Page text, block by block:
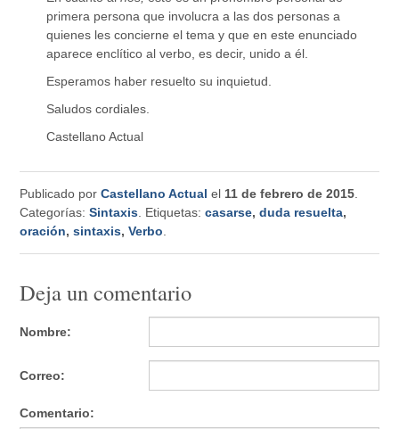
primera persona que involucra a las dos personas a
quienes les concierne el tema y que en este enunciado
aparece enclítico al verbo, es decir, unido a él.
Esperamos haber resuelto su inquietud.
Saludos cordiales.
Castellano Actual
Publicado porCastellano Actual el 11 de febrero de 2015
Categorías:Sintaxis . Etiquetas:casarse,duda resuelta,
oración,sintaxis,Verbo
Deja un comentario
Nombre:
Correo:
Comentario: